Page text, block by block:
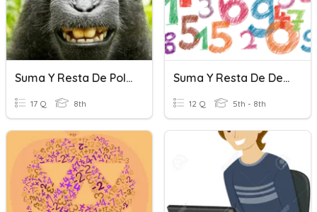
Suma Y Resta De Polinomios
17 Q 8th
Suma Y Resta De Decimales
12 Q 5th - 8th